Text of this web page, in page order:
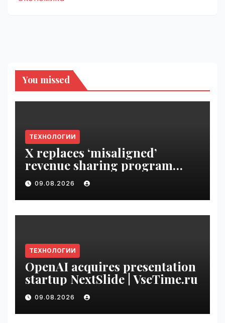
You missed
ТЕХНОЛОГИИ
X replaces ‘misaligned’
revenue sharing program
with Original Content
Rewards | VseTime.ru
09.08.2026
ТЕХНОЛОГИИ
OpenAI acquires presentation
startup NextSlide | VseTime.ru
09.08.2026